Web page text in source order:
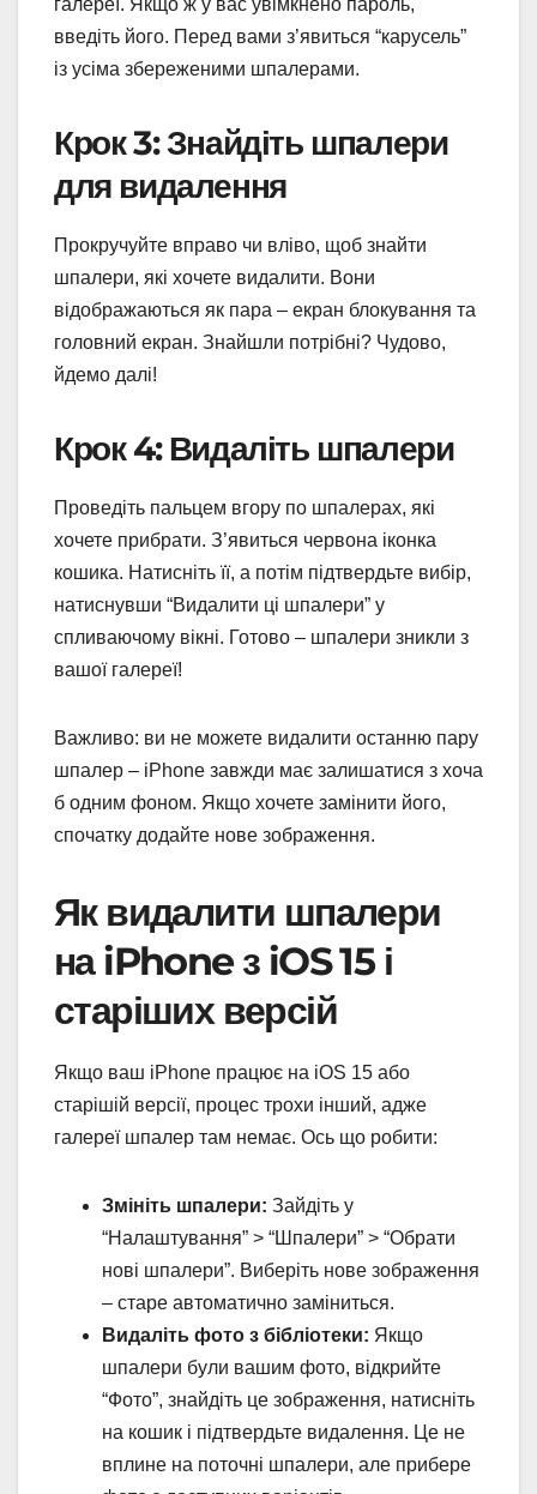
галереї. Якщо ж у вас увімкнено пароль,
введіть його. Перед вами з’явиться “карусель”
із усіма збереженими шпалерами.
Крок 3: Знайдіть шпалери
для видалення
Прокручуйте вправо чи вліво, щоб знайти
шпалери, які хочете видалити. Вони
відображаються як пара – екран блокування та
головний екран. Знайшли потрібні? Чудово,
йдемо далі!
Крок 4: Видаліть шпалери
Проведіть пальцем вгору по шпалерах, які
хочете прибрати. З’явиться червона іконка
кошика. Натисніть її, а потім підтвердьте вибір,
натиснувши “Видалити ці шпалери” у
спливаючому вікні. Готово – шпалери зникли з
вашої галереї!
Важливо: ви не можете видалити останню пару
шпалер – iPhone завжди має залишатися з хоча
б одним фоном. Якщо хочете замінити його,
спочатку додайте нове зображення.
Як видалити шпалери
на iPhone з iOS 15 і
старіших версій
Якщо ваш iPhone працює на iOS 15 або
старішій версії, процес трохи інший, адже
галереї шпалер там немає. Ось що робити:
Змініть шпалери: Зайдіть у
“Налаштування” > “Шпалери” > “Обрати
нові шпалери”. Виберіть нове зображення
– старе автоматично заміниться.
Видаліть фото з бібліотеки: Якщо
шпалери були вашим фото, відкрийте
“Фото”, знайдіть це зображення, натисніть
на кошик і підтвердьте видалення. Це не
вплине на поточні шпалери, але прибере